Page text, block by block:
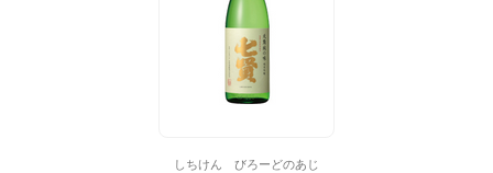
しちけん びろーどのあじ